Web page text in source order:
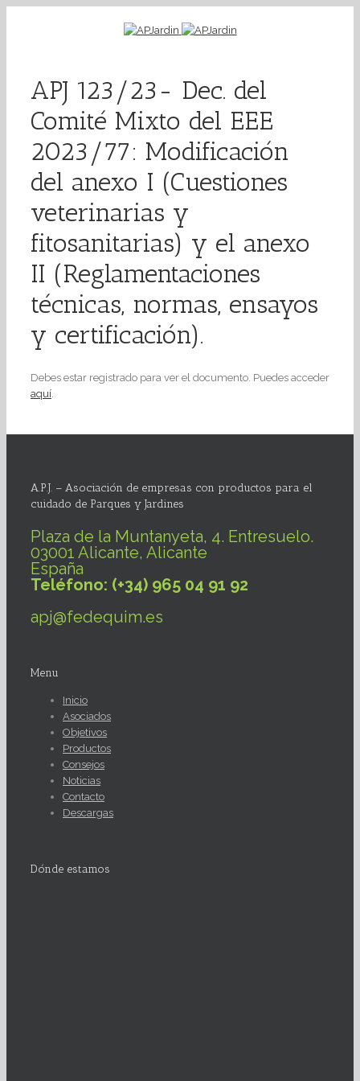
APJ 123/23- Dec. del
Comité Mixto del EEE
2023/77: Modificación
del anexo I (Cuestiones
veterinarias y
fitosanitarias) y el anexo
II (Reglamentaciones
técnicas, normas, ensayos
y certificación).
Debes estar registrado para ver el documento. Puedes acceder
aquí.
A.P.J. – Asociación de empresas con productos para el
cuidado de Parques y Jardines
Plaza de la Muntanyeta, 4. Entresuelo.
03001 Alicante, Alicante
España
Teléfono: (+34) 965 04 91 92
apj@fedequim.es
Menu
Inicio
Asociados
Objetivos
Productos
Consejos
Noticias
Contacto
Descargas
Dónde estamos